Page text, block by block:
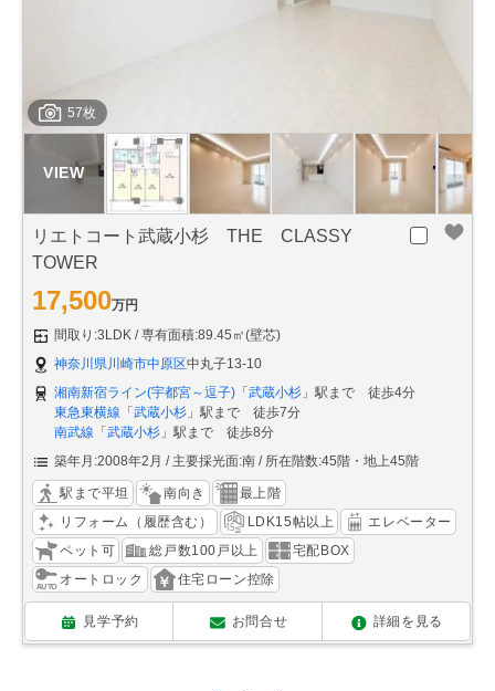
57枚
リエトコート武蔵小杉 THE CLASSY
TOWER
17,500万円
間取り:3LDK
専有面積:89.45㎡(壁芯)
神奈川県川崎市中原区中丸子13-10
湘南新宿ライン(宇都宮～逗子) 「武蔵小杉 」駅まで 徒歩4分
東急東横線 「武蔵小杉 」駅まで 徒歩7分
南武線 「武蔵小杉 」駅まで 徒歩8分
築年月:2008年2月
主要採光面:南 所在階数:45階・地上45階
駅まで平坦 南向き
最上階
リフォーム（履歴含む）
LDK15帖以上
エレベーター
ペット可
総戸数100戸以上
宅配BOX
オートロック
住宅ローン控除
見学予約 お問合せ 詳細を見る